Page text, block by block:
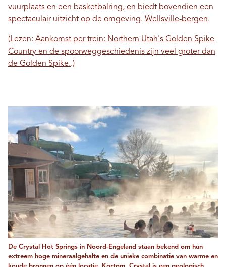
vuurplaats en een basketbalring, en biedt bovendien een
spectaculair uitzicht op de omgeving. Wellsville-bergen.
(Lezen: Aankomst per trein: Northern Utah's Golden Spike
Country en de spoorweggeschiedenis zijn veel groter dan
de Golden Spike..)
De Crystal Hot Springs in Noord-Engeland staan ​​bekend om hun
extreem hoge mineraalgehalte en de unieke combinatie van warme en